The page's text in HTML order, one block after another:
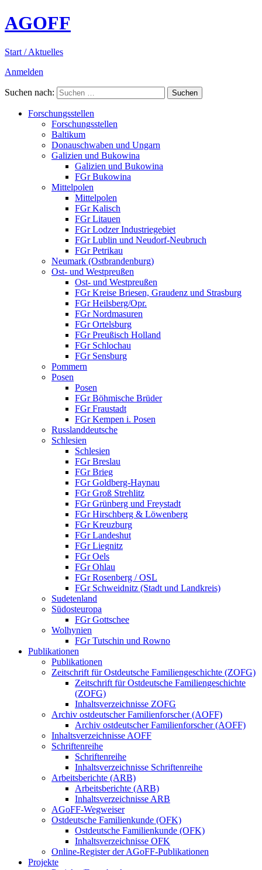
AGOFF
Start / Aktuelles
Anmelden
Suchen nach:
Forschungsstellen
Forschungsstellen
Baltikum
Donauschwaben und Ungarn
Galizien und Bukowina
Galizien und Bukowina
FGr Bukowina
Mittelpolen
Mittelpolen
FGr Kalisch
FGr Litauen
FGr Lodzer Industriegebiet
FGr Lublin und Neudorf-Neubruch
FGr Petrikau
Neumark (Ostbrandenburg)
Ost- und Westpreußen
Ost- und Westpreußen
FGr Kreise Briesen, Graudenz und Strasburg
FGr Heilsberg/Opr.
FGr Nordmasuren
FGr Ortelsburg
FGr Preußisch Holland
FGr Schlochau
FGr Sensburg
Pommern
Posen
Posen
FGr Böhmische Brüder
FGr Fraustadt
FGr Kempen i. Posen
Russlanddeutsche
Schlesien
Schlesien
FGr Breslau
FGr Brieg
FGr Goldberg-Haynau
FGr Groß Strehlitz
FGr Grünberg und Freystadt
FGr Hirschberg & Löwenberg
FGr Kreuzburg
FGr Landeshut
FGr Liegnitz
FGr Oels
FGr Ohlau
FGr Rosenberg / OSL
FGr Schweidnitz (Stadt und Landkreis)
Sudetenland
Südosteuropa
FGr Gottschee
Wolhynien
FGr Tutschin und Rowno
Publikationen
Publikationen
Zeitschrift für Ostdeutsche Familiengeschichte (ZOFG)
Zeitschrift für Ostdeutsche Familiengeschichte
(ZOFG)
Inhaltsverzeichnisse ZOFG
Archiv ostdeutscher Familienforscher (AOFF)
Archiv ostdeutscher Familienforscher (AOFF)
Inhaltsverzeichnisse AOFF
Schriftenreihe
Schriftenreihe
Inhaltsverzeichnisse Schriftenreihe
Arbeitsberichte (ARB)
Arbeitsberichte (ARB)
Inhaltsverzeichnisse ARB
AGoFF-Wegweiser
Ostdeutsche Familienkunde (OFK)
Ostdeutsche Familienkunde (OFK)
Inhaltsverzeichnisse OFK
Online-Register der AGoFF-Publikationen
Projekte